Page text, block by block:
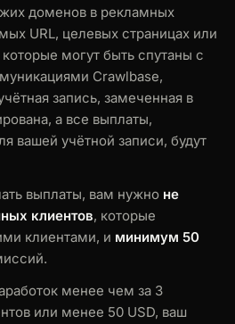
доменов в рекламных
URL, целевых страницах или
могут быть спутаны с
Crawlbase,
запись, замеченная в
а все выплаты,
вашей учётной записи, будут
выплаты, вам нужно не
клиентов, которые
клиентами, и минимум 50
менее чем за 3
или менее 50 USD, ваш